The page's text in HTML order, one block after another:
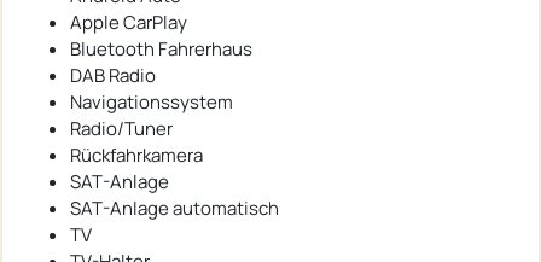
Apple CarPlay
Bluetooth Fahrerhaus
DAB Radio
Navigationssystem
Radio/Tuner
Rückfahrkamera
SAT-Anlage
SAT-Anlage automatisch
TV